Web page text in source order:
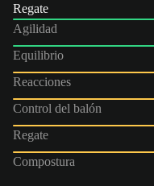
Regate
Agilidad
Equilibrio
Reacciones
Control del balón
Regate
Compostura